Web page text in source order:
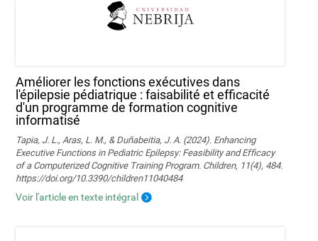
Améliorer les fonctions exécutives dans
l'épilepsie pédiatrique : faisabilité et efficacité
d'un programme de formation cognitive
informatisé
Tapia, J. L., Aras, L. M., & Duñabeitia, J. A. (2024). Enhancing
Executive Functions in Pediatric Epilepsy: Feasibility and Efficacy
of a Computerized Cognitive Training Program. Children, 11(4), 484.
https://doi.org/10.3390/children11040484
Voir l'article en texte intégral